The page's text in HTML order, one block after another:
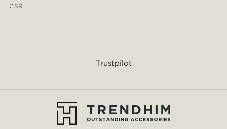
CSR
Trustpilot